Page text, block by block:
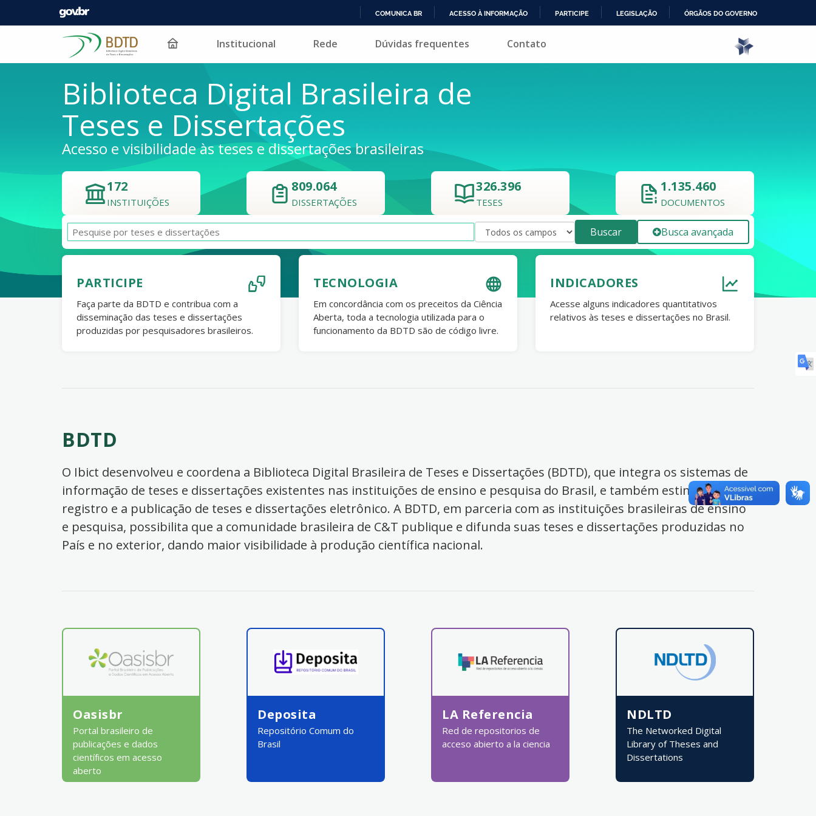
PARA
COMUNICA BR ACESSO À INFORMAÇÃO PARTICIPE LEGISLAÇÃO ÓRGÃOS DO GOVERNO
Pular para o conteúdo Institucional Rede Dúvidas frequentes Contato
Biblioteca Digital Brasileira de
Teses e Dissertações
Acesso e visibilidade às teses e dissertações brasileiras
172
INSTITUIÇÕES
809.064
DISSERTAÇÕES
326.396
TESES
1.135.460
DOCUMENTOS
Buscar Busca avançada
PARTICIPE
Faça parte da BDTD e contribua com a
disseminação das teses e dissertações
produzidas por pesquisadores brasileiros.
TECNOLOGIA
Em concordância com os preceitos da Ciência
Aberta, toda a tecnologia utilizada para o
funcionamento da BDTD são de código livre.
INDICADORES
Acesse alguns indicadores quantitativos
relativos às teses e dissertações no Brasil.
BDTD
O Ibict desenvolveu e coordena a Biblioteca Digital Brasileira de Teses e Dissertações (BDTD), que integra os sistemas de
informação de teses e dissertações existentes nas instituições de ensino e pesquisa do Brasil, e também estimula o
registro e a publicação de teses e dissertações eletrônico. A BDTD, em parceria com as instituições brasileiras de ensino
e pesquisa, possibilita que a comunidade brasileira de C&T publique e difunda suas teses e dissertações produzidas no
País e no exterior, dando maior visibilidade à produção científica nacional.
Oasisbr
Portal brasileiro de
publicações e dados
científicos em acesso
aberto
Deposita
Repositório Comum do
Brasil
LA Referencia
Red de repositorios de
acceso abierto a la ciencia
NDLTD
The Networked Digital
Library of Theses and
Dissertations